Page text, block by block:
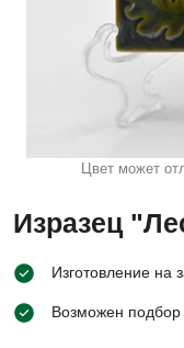
Цвет может
Изразец
Изготовление на
Возможен подбор